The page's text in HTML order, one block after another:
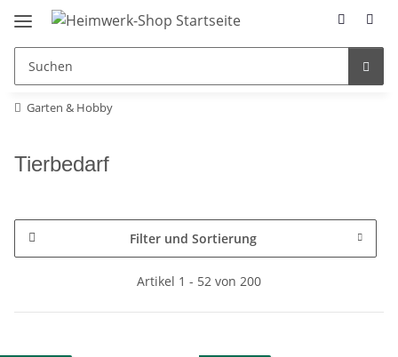
Garten & Hobby
Tierbedarf
Filter und Sortierung
Artikel 1 - 52 von 200